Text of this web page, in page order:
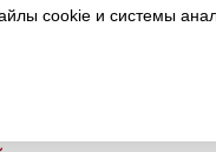
cookie и системы